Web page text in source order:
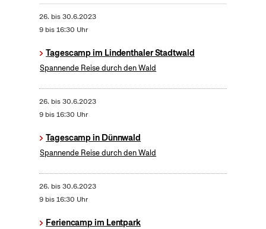
26. bis30.6.2023
9 bis 16:30 Uhr
Tagescamp im Lindenthaler Stadtwald
Spannende Reise durch den Wald
26. bis30.6.2023
9 bis 16:30 Uhr
Tagescamp in Dünnwald
Spannende Reise durch den Wald
26. bis30.6.2023
9 bis 16:30 Uhr
Feriencamp im Lentpark